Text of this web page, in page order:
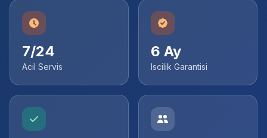
7/24
Acil Servis
6 Ay
Iscilik Garantisi